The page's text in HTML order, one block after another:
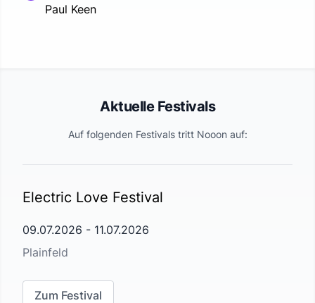
Paul Keen
Aktuelle Festivals
Auf folgenden Festivals tritt Nooon auf:
Electric Love Festival
09.07.2026 - 11.07.2026
Plainfeld
Zum Festival